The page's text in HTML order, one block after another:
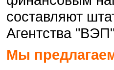
составляют
Агентства
Мы